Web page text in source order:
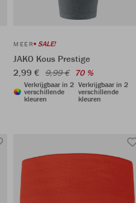
MEER SALE!
JAKO Kous Prestige
2,99 € 9,99 € 70 %
Verkrijgbaar in 2
verschillende
kleuren
Verkrijgbaar in 2
verschillende
kleuren